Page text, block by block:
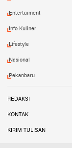
Entertaiment
Info Kuliner
Lifestyle
Nasional
Pekanbaru
REDAKSI
KONTAK
KIRIM TULISAN